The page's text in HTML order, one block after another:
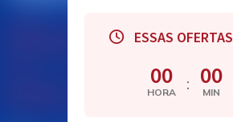
ESSAS
00
HORA : 00
MIN